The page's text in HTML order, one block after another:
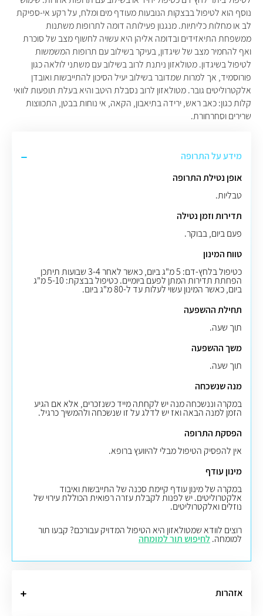
נוסף הוא לטיפול בבצקות הנובעות מעודף מים ומלח, על רקע אי-ספיקת
לב או מחלות כליתיות. מנגנון פעילותה דומה לתרופות משתנות
ממשפחת התיאזידים ובדומה אליהן היא עשויה לחשוף מצב של סוכרת
ואף להחמיר מצב של שיגדון, בעיקר בשילוב עם תרופות המשמשות
לטיפול בשיגדון. מטולאזון ניתנת לרוב בשילוב עם משתני לולאה כגון
פורוסמיד, אך למרות שמדובר בשילוב יעיל הסיכון להתייבשות ואובדן
אלקטרוליטים גובר. מטולאזון לרוב נסבלת היטב והיא בעלת תופעות לוואי
קלות כגון: כאב ראש, ירידה בתיאבון, הקאה, אי נוחות בבטן, התכווצות
שרירים וסחרחורת.
מידע על התרופה
אופן נטילת התרופה
טבליות.
תדירות וזמן נטילה
פעם ביום, בבוקר.
טווח המינון
כטיפול בלחץ-דם: 5 מ"ג ביום, כאשר לאחר 3-4 שבועות תיתכן
הפחתת תדירות המתן לפעם ביומיים. כטיפול בבצקת: 5-10 מ"ג
ביום, כאשר המינון עשוי לעלות עד ל-80 מ"ג ביום.
תחילת ההשפעה
תוך שעה.
משך ההשפעה
תוך שעה.
מנה שנשכחה
במקרה וננשכחה מנה יש לקחתה מייד כשנזכרים, אלא אם הגיע
הזמן למנה הבאה ואז יש לדלג על זו שנשכחה ולהמשיך כרגיל.
הפסקת התרופה
אין להפסיק הטיפול מבלי להיוועץ ברופא.
מינון עודף
במקרה של מינון עודף קיימת סכנה של התייבשות ואיבוד
אלקטרוליטים. יש לפנות לקבלת עזרה רפואית הכוללת עירוי של
נוזלים ואלקטרוליטים.
רוצים לוודא שמטולאזון היא הטיפול המדויק עבורכם? קבעו תור
למומחה.לחיפוש תור למומחה
אזהרות